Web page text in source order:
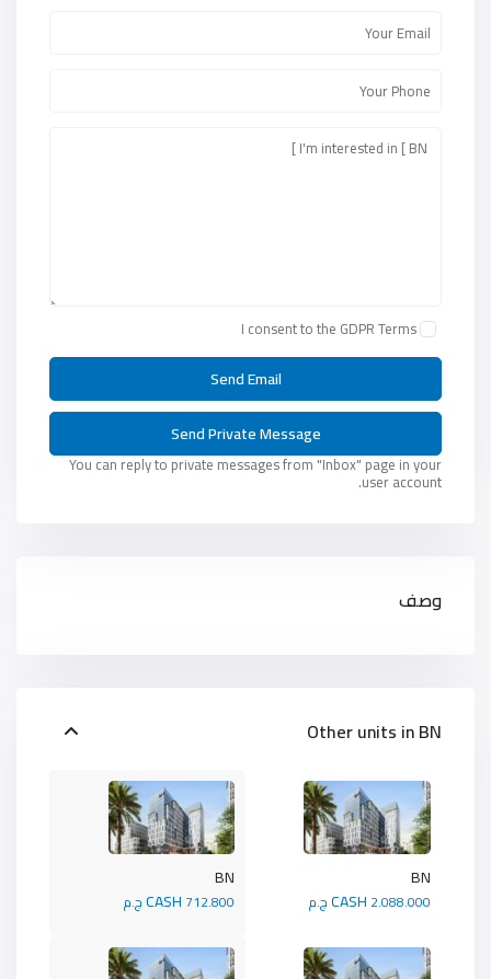
وصف
Other units inBN
BN
CASH 712.800 ج.م
BN
CASH 2.088.000 ج.م
I consent to the GDPR Terms
You can reply to private messages from "Inbox" page in your
user account.